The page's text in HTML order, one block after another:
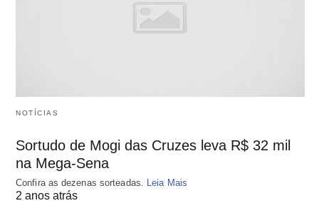
NOTÍCIAS
Sortudo de Mogi das Cruzes leva R$ 32 mil
na Mega-Sena
Confira as dezenas sorteadas. Leia Mais
2 anos atrás